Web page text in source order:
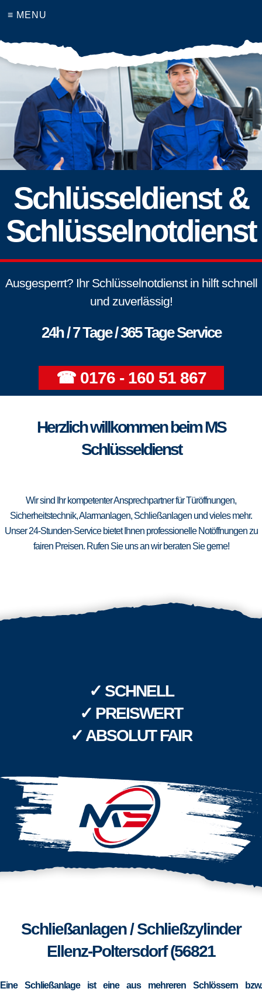
≡ MENU
Schlüsseldienst &
Schlüsselnotdienst
Ausgesperrt? Ihr Schlüsselnotdienst in hilft schnell
und zuverlässig!
24h / 7 Tage / 365 Tage Service
☎ 0176 - 160 51 867
Herzlich willkommen beim MS
Schlüsseldienst
Wir sind Ihr kompetenter Ansprechpartner für Türöffnungen,
Sicherheitstechnik, Alarmanlagen, Schließanlagen und vieles mehr.
Unser 24-Stunden-Service bietet Ihnen professionelle Notöffnungen zu
fairen Preisen. Rufen Sie uns an wir beraten Sie gerne!
✓ SCHNELL
✓ PREISWERT
✓ ABSOLUT FAIR
Schließanlagen / Schließzylinder
Ellenz-Poltersdorf (56821
Eine Schließanlage ist eine aus mehreren Schlössern bzw.